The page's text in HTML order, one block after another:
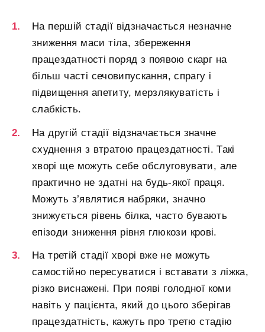
На першій стадії відзначається незначне
зниження маси тіла, збереження
працездатності поряд з появою скарг на
більш часті сечовипускання, спрагу і
підвищення апетиту, мерзлякуватість і
слабкість.
На другій стадії відзначається значне
схуднення з втратою працездатності. Такі
хворі ще можуть себе обслуговувати, але
практично не здатні на будь-якої праця.
Можуть з’являтися набряки, значно
знижується рівень білка, часто бувають
епізоди зниження рівня глюкози крові.
На третій стадії хворі вже не можуть
самостійно пересуватися і вставати з ліжка,
різко виснажені. При появі голодної коми
навіть у пацієнта, який до цього зберігав
працездатність, кажуть про третю стадію